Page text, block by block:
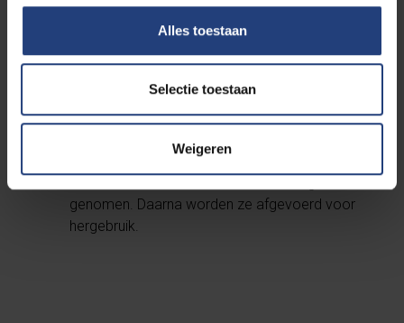
Alles toestaan
Selectie toestaan
Weigeren
tijdelijke toegangsverbod.
Wagens mogen maximaal 1 maand
aaneengesloten geparkeerd worden.
bepalingen in het reglement.
Fietsen mogen maximaal 3 maanden
aaneengesloten gestald worden. Fietsen die
langer blijven staan, worden beschouwd als
genomen. Daarna worden ze afgevoerd voor
hergebruik.